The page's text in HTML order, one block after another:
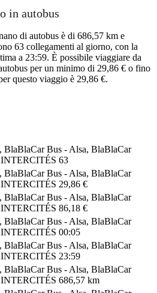
in autobus
di autobus è di 686,57 km e
63 collegamenti al giorno, con la
a 23:59. È possibile viaggiare da
per un minimo di 29,86 € o fino
questo viaggio è 29,86 €.
BlaBlaCar Bus - Alsa, BlaBlaCar
63
BlaBlaCar Bus - Alsa, BlaBlaCar
29,86 €
BlaBlaCar Bus - Alsa, BlaBlaCar
86,18 €
BlaBlaCar Bus - Alsa, BlaBlaCar
00:05
BlaBlaCar Bus - Alsa, BlaBlaCar
23:59
BlaBlaCar Bus - Alsa, BlaBlaCar
686,57 km